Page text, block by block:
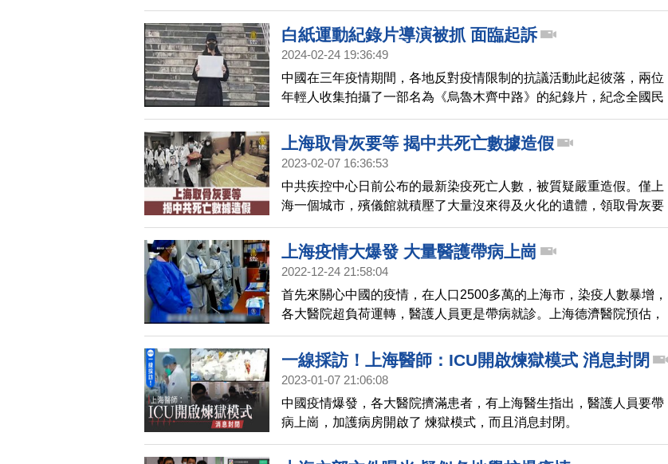
高峰，路透社報導，上海德濟醫院估全巿2500萬人口下週末結束前有
一半會感染COVID-19，已經警告醫務人員準備迎戰「慘烈的戰鬥」。
但這則「臨戰動員」的貼文22日已經被刪除。
白紙運動紀錄片導演被抓 面臨起訴
2024-02-24 19:36:49
中國在三年疫情期間，各地反對疫情限制的抗議活動此起彼落，兩位
年輕人收集拍攝了一部名為《烏魯木齊中路》的紀錄片，紀念全國民
眾自發的反抗運動，也就是轟動全球的「白紙運動」。不過，現在影
片的導演被中共以涉嫌尋釁滋事罪起訴。
上海取骨灰要等 揭中共死亡數據造假
2023-02-07 16:36:53
中共疾控中心日前公布的最新染疫死亡人數，被質疑嚴重造假。僅上
海一個城市，殯儀館就積壓了大量沒來得及火化的遺體，領取骨灰要
等待一兩個月以上。
上海疫情大爆發 大量醫護帶病上崗
2022-12-24 21:58:04
首先來關心中國的疫情，在人口2500多萬的上海市，染疫人數暴增，
各大醫院超負荷運轉，醫護人員更是帶病就診。上海德濟醫院預估，
在年底前，將有一半的上海人染疫。
一線採訪！上海醫師：ICU開啟煉獄模式 消息封閉
2023-01-07 21:06:08
中國疫情爆發，各大醫院擠滿患者，有上海醫生指出，醫護人員要帶
病上崗，加護病房開啟了 煉獄模式，而且消息封閉。